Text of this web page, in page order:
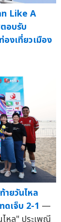
Like A
อบรับ
งเที่ยวเมือง
ยวันไหล
เจ็บ 2-1 —
หล" ประเพณี